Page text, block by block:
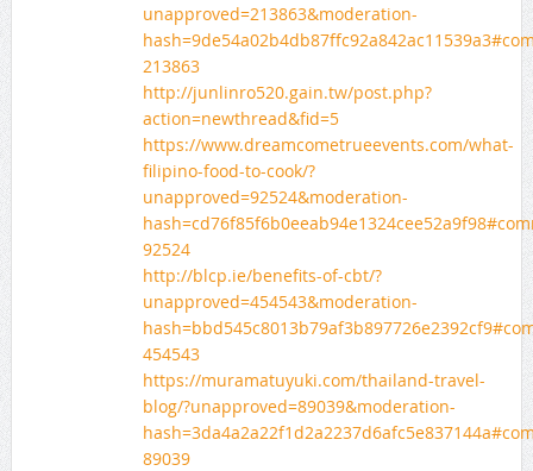
unapproved=213863&moderation-
213863
http://junlinro520.gain.tw/post.php?
action=newthread&fid=5
https://www.dreamcometrueevents.com/what-
filipino-food-to-cook/?
unapproved=92524&moderation-
92524
http://blcp.ie/benefits-of-cbt/?
unapproved=454543&moderation-
454543
https://muramatuyuki.com/thailand-travel-
blog/?unapproved=89039&moderation-
89039